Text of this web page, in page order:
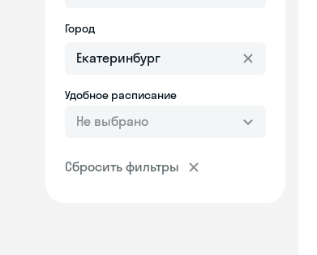
Город
Удобное расписание
Не выбрано
Сбросить фильтры